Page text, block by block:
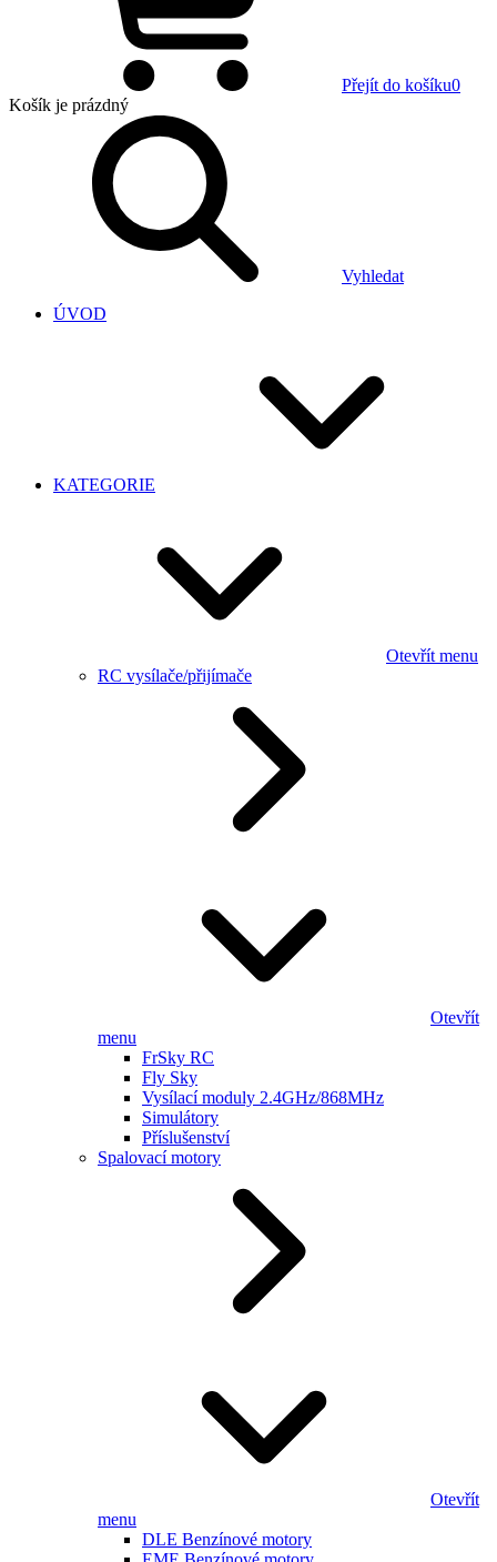
Přejít do košíku0
Košík je prázdný
Vyhledat
ÚVOD
KATEGORIE
Otevřít menu
RC vysílače/přijímače
Otevřít
menu
FrSky RC
Fly Sky
Vysílací moduly 2.4GHz/868MHz
Simulátory
Příslušenství
Spalovací motory
Otevřít
menu
DLE Benzínové motory